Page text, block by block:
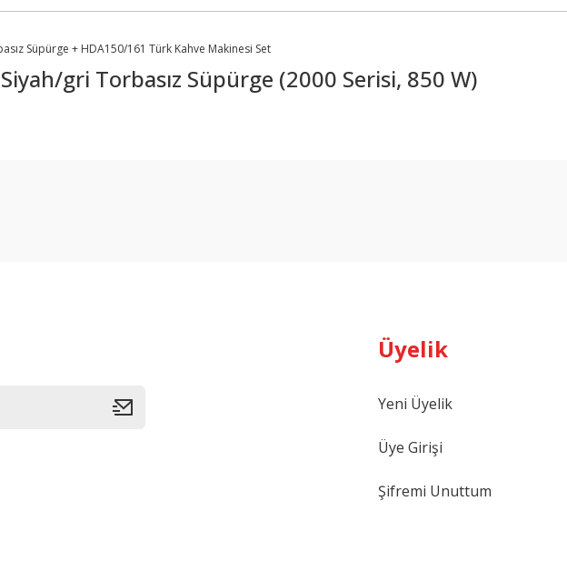
Süpürge + HDA150/161 Türk Kahve Makinesi Set
gri Torbasız Süpürge (2000 Serisi, 850 W)
Üyelik
Yeni Üyelik
Üye Girişi
Şifremi Unuttum